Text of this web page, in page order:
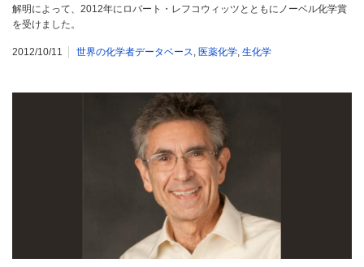
解明によって、2012年にロバート・レフコウィッツとともにノーベル化学賞
を受けました。
2012/10/11 世界の化学者データベース 医薬化学 生化学